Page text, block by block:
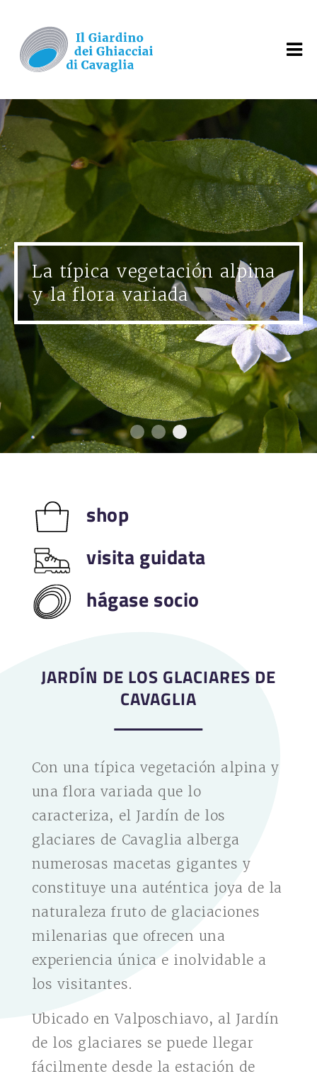
La típica vegetación alpina
y la flora variada
La joya natural fruto
El recorrido en el
La típica
shop
visita guidata
hágase socio
JARDÍN DE LOS GLACIARES DE
CAVAGLIA
Con una típica vegetación alpina y
una flora variada que lo
caracteriza, el Jardín de los
glaciares de Cavaglia alberga
numerosas macetas gigantes y
constituye una auténtica joya de la
naturaleza fruto de glaciaciones
milenarias que ofrecen una
experiencia única e inolvidable a
los visitantes.
Ubicado en Valposchiavo, al Jardín
de los glaciares se puede llegar
fácilmente desde la estación de